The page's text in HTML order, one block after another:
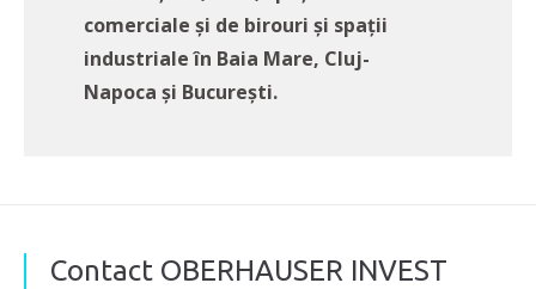
comerciale și de birouri și spații
industriale în Baia Mare, Cluj-
Napoca și București.
Contact OBERHAUSER INVEST